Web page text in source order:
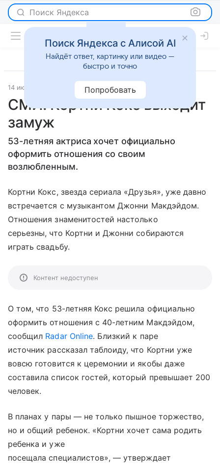
Поиск Яндекса
14 июля 2017 Светская жизнь
СМИ: Кортни Кокс выходит
замуж
53-летняя актриса хочет официально
оформить отношения со своим
возлюбленным.
Кортни Кокс, звезда сериала «Друзья», уже давно
встречается с музыкантом Джонни Макдэйдом.
Отношения знаменитостей настолько
серьезны, что Кортни и Джонни собираются
играть свадьбу.
Контент недоступен
О том, что 53-летняя Кокс решила официально
оформить отношения с 40-летним Макдэйдом,
сообщил Radar Online. Близкий к паре
источник рассказал таблоиду, что Кортни уже
вовсю готовится к церемонии и якобы даже
составила список гостей, который превышает 200
человек.
В планах у пары — не только пышное торжество,
но и общий ребенок. «Кортни хочет сама родить
ребенка и уже
посещала специалистов», — утверждает
Поиск Яндекса с Алисой AI
Найдёт ответ, картинку или видео —
быстро и точно
Попробовать